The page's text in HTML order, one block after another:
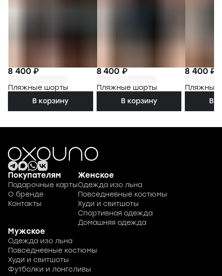
8 400 ₽
Пляжные шорты
В корзину
8 400 ₽
Пляжные шорты
В корзину
8 400 ₽
Пляжные
В
Покупателям
Подарочные карты
О бренде
Контакты
Женское
Одежда изо льна
Повседневные костюмы
Худи и свитшоты
Спортивная одежда
Домашняя одежда
Мужское
Одежда изо льна
Повседневные костюмы
Худи и свитшоты
Футболки и лонгсливы